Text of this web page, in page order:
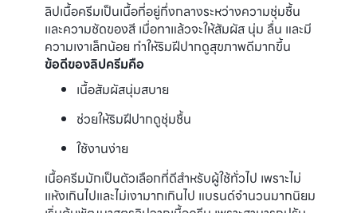
ลิปเนื้อครีมเป็นเนื้อที่อยู่กึ่งกลางระหว่างความชุ่มชื้น
และความชัดของสี เมื่อทาแล้วจะให้สัมผัส นุ่ม ลื่น และมี
ความเงาเล็กน้อย ทำให้ริมฝีปากดูสุขภาพดีมากขึ้น
ข้อดีของลิปครีมคือ
เนื้อสัมผัสนุ่มสบาย
ช่วยให้ริมฝีปากดูชุ่มชื้น
ใช้งานง่าย
เนื้อครีมมักเป็นตัวเลือกที่ดีสำหรับผู้ใช้ทั่วไป เพราะไม่
แห้งเกินไปและไม่เงามากเกินไป แบรนด์จำนวนมากนิยม